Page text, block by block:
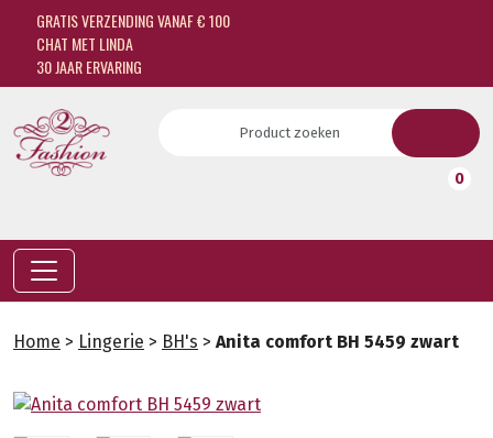
GRATIS VERZENDING VANAF € 100
CHAT MET LINDA
30 JAAR ERVARING
0
Home > Lingerie > BH's > Anita comfort BH 5459 zwart